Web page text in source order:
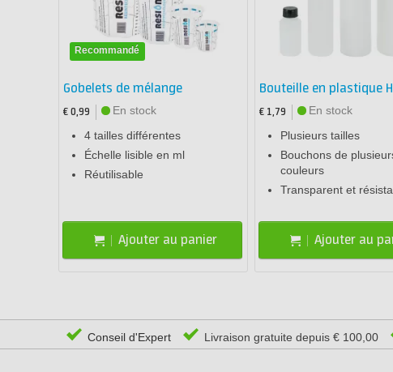
Recommandé
Gobelets de mélange
€ 0,99
En stock
4 tailles différentes
Échelle lisible en ml
Réutilisable
Ajouter au panier
Bouteille en plastique
€ 1,79
En stock
Plusieurs tailles
Bouchons de
couleurs
Transparent et
Ajouter au
Conseil d'Expert Livraison gratuite depuis € 100,00